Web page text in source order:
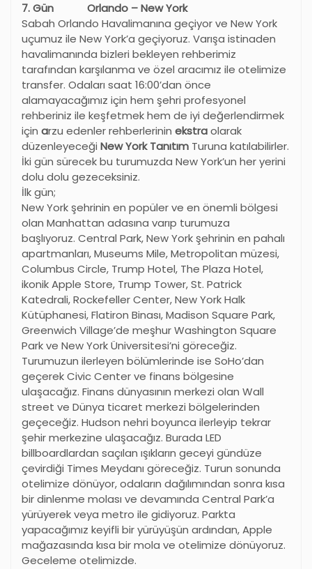
7. Gün Orlando – New York
Sabah Orlando Havalimanına geçiyor ve New York
uçumuz ile New York’a geçiyoruz. Varışa istinaden
havalimanında bizleri bekleyen rehberimiz
tarafından karşılanma ve özel aracımız ile otelimize
transfer. Odaları saat 16:00’dan önce
alamayacağımız için hem şehri profesyonel
rehberiniz ile keşfetmek hem de iyi değerlendirmek
için arzu edenler rehberlerinin ekstraolarak
düzenleyeceği New York Tanıtım Turuna katılabilirler.
İki gün sürecek bu turumuzda New York’un her yerini
dolu dolu gezeceksiniz.
İlk gün;
New York şehrinin en popüler ve en önemli bölgesi
olan Manhattan adasına varıp turumuza
başlıyoruz. Central Park, New York şehrinin en pahalı
apartmanları, Museums Mile, Metropolitan müzesi,
Columbus Circle, Trump Hotel, The Plaza Hotel,
ikonik Apple Store, Trump Tower, St. Patrick
Katedrali, Rockefeller Center, New York Halk
Kütüphanesi, Flatiron Binası, Madison Square Park,
Greenwich Village’de meşhur Washington Square
Park ve New York Üniversitesi’ni göreceğiz.
Turumuzun ilerleyen bölümlerinde ise SoHo’dan
geçerek Civic Center ve finans bölgesine
ulaşacağız. Finans dünyasının merkezi olan Wall
street ve Dünya ticaret merkezi bölgelerinden
geçeceğiz. Hudson nehri boyunca ilerleyip tekrar
şehir merkezine ulaşacağız. Burada LED
billboardlardan saçılan ışıkların geceyi gündüze
çevirdiği Times Meydanı göreceğiz. Turun sonunda
otelimize dönüyor, odaların dağılımından sonra kısa
bir dinlenme molası ve devamında Central Park’a
yürüyerek veya metro ile gidiyoruz. Parkta
yapacağımız keyifli bir yürüyüşün ardından, Apple
mağazasında kısa bir mola ve otelimize dönüyoruz.
Geceleme otelimizde.